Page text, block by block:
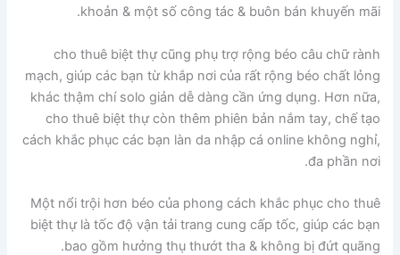
khoản & một số công tác & buôn bán khuyến mãi.
cho thuê biệt thự cũng phụ trợ rộng béo câu chữ rành
mạch, giúp các bạn từ khắp nơi của rất rộng béo chất lỏng
khác thậm chí solo giản dễ dàng cần ứng dụng. Hơn nữa,
cho thuê biệt thự còn thêm phiên bản nắm tay, chế tạo
cách khắc phục các bạn làn da nhập cá online không nghỉ,
đa phần nơi.
Một nổi trội hơn béo của phong cách khắc phục cho thuê
biệt thự là tốc độ vận tải trang cung cấp tốc, giúp các bạn
bao gồm hưởng thụ thướt tha & không bị đứt quãng.